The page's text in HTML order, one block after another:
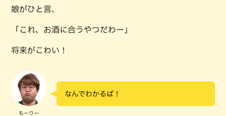
娘がひと言、
「これ、お酒に合うやつだわー」
将来がこわい！
もーりー
なんでわかるば！